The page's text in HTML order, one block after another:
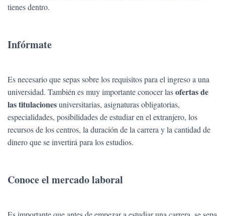
tienes dentro.
Infórmate
Es necesario que sepas sobre los requisitos para el ingreso a una
universidad. También es muy importante conocer lasofertas de
las titulacionesuniversitarias, asignaturas obligatorias,
especialidades, posibilidades de estudiar en el extranjero, los
recursos de los centros, la duración de la carrera y la cantidad de
dinero que se invertirá para los estudios.
Conoce el mercado laboral